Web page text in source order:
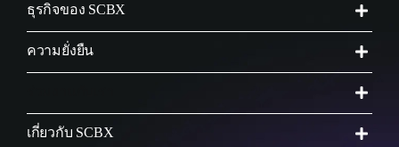
ธุรกิจของ SCBX
ความยั่งยืน
เกี่ยวกับ SCBX